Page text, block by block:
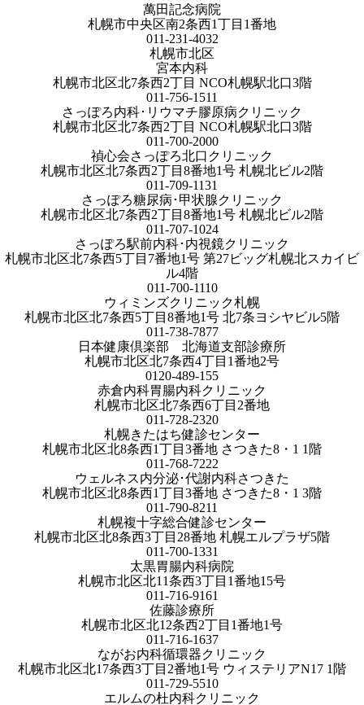
萬田記念病院
札幌市中央区南2条西1丁目1番地
011-231-4032
札幌市北区
宮本内科
札幌市北区北7条西2丁目 NCO札幌駅北口3階
011-756-1511
さっぽろ内科･リウマチ膠原病クリニック
札幌市北区北7条西2丁目 NCO札幌駅北口3階
011-700-2000
禎心会さっぽろ北口クリニック
札幌市北区北7条西2丁目8番地1号 札幌北ビル2階
011-709-1131
さっぽろ糖尿病･甲状腺クリニック
札幌市北区北7条西2丁目8番地1号 札幌北ビル2階
011-707-1024
さっぽろ駅前内科･内視鏡クリニック
札幌市北区北7条西5丁目7番地1号 第27ビッグ札幌北スカイビ
ル4階
011-700-1110
ウィミンズクリニック札幌
札幌市北区北7条西5丁目8番地1号 北7条ヨシヤビル5階
011-738-7877
日本健康倶楽部 北海道支部診療所
札幌市北区北7条西4丁目1番地2号
0120-489-155
赤倉内科胃腸内科クリニック
札幌市北区北7条西6丁目2番地
011-728-2320
札幌きたはち健診センター
札幌市北区北8条西1丁目3番地 さつきた8・1 1階
011-768-7222
ウェルネス内分泌･代謝内科さつきた
札幌市北区北8条西1丁目3番地 さつきた8・1 3階
011-790-8211
札幌複十字総合健診センター
札幌市北区北8条西3丁目28番地 札幌エルプラザ5階
011-700-1331
太黒胃腸内科病院
札幌市北区北11条西3丁目1番地15号
011-716-9161
佐藤診療所
札幌市北区北12条西2丁目1番地1号
011-716-1637
ながお内科循環器クリニック
札幌市北区北17条西3丁目2番地1号 ウィステリアN17 1階
011-729-5510
エルムの杜内科クリニック